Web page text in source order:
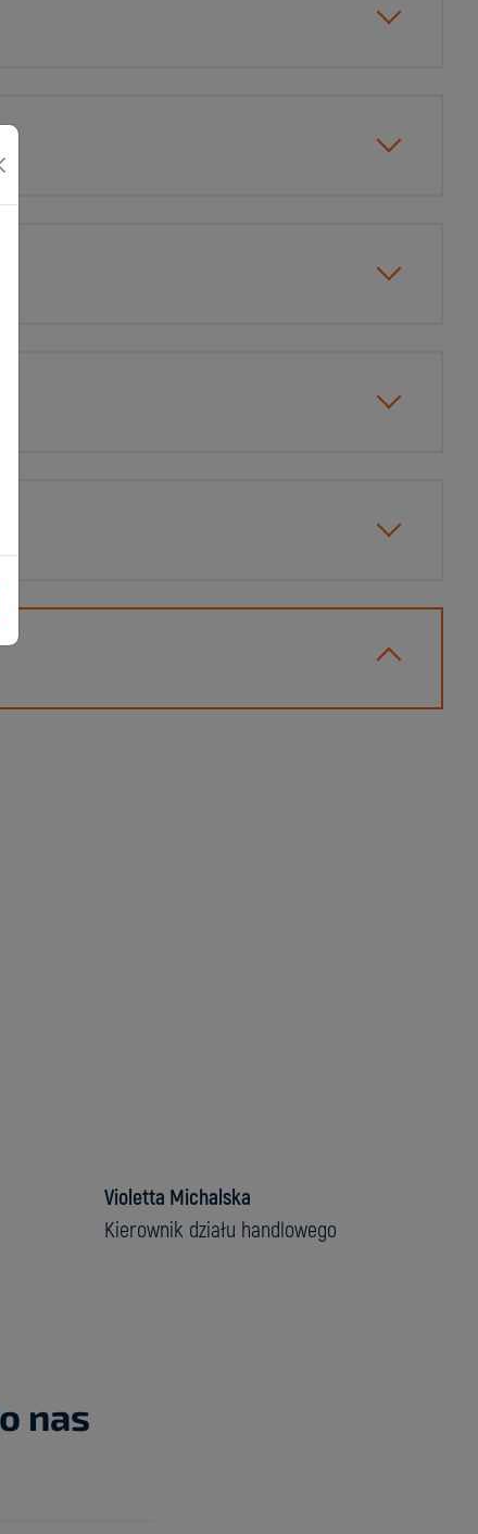
Violetta Michalska
Kierownik działu handlowego
nas